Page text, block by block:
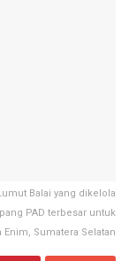
Balai yang dikelola
PAD terbesar untuk
Enim, Sumatera Selatan